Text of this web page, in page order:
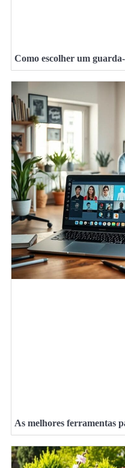
Como escolher um
As melhores ferramentas